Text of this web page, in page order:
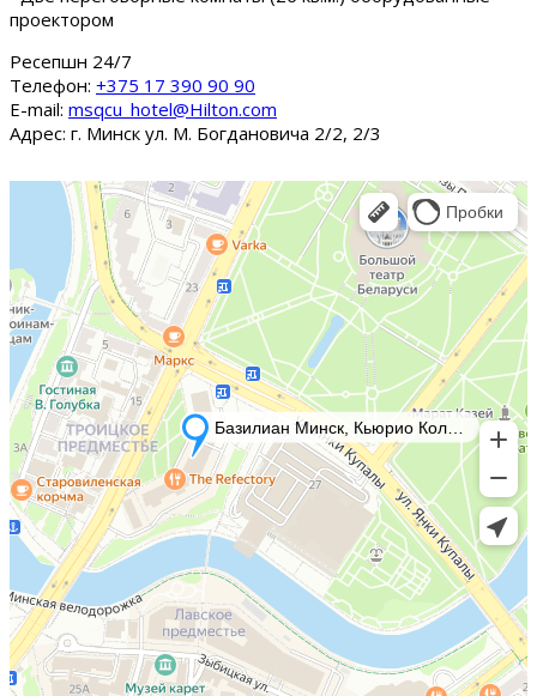
проектором
Ресепшн 24/7
Tелефон: +375 17 390 90 90
E-mail: msqcu_hotel@Hilton.com
Адрес: г. Минск ул. М. Богдановича 2/2, 2/3